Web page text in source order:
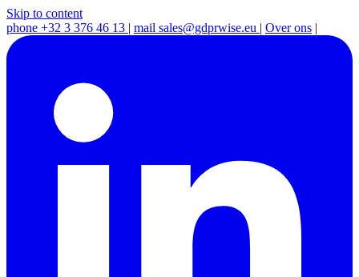
Skip to content
phone +32 3 376 46 13 | mail sales@gdprwise.eu | Over ons |